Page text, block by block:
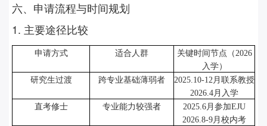
六、申请流程与时间规划
1. 主要途径比较
申请方式 适合人群 关键时间节点（ 2026
入学）
研究生过渡
跨专业基础薄弱者 2025.10-12 月联系教授
2026.4 月入学
直考修士
专业能力较强者 2025.6 月参加EJU
2026.8-9 月校内考